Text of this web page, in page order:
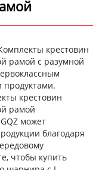
крестовин
рамой с разумной
крестовин
рамой
может
благодаря
чтобы купить